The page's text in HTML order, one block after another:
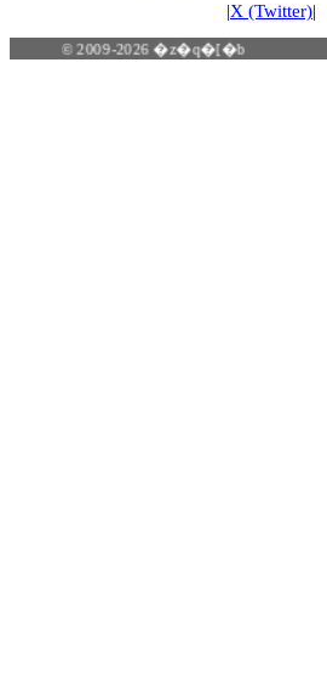
|X (Twitter)|
© 2009-2026 �z�q�[�b